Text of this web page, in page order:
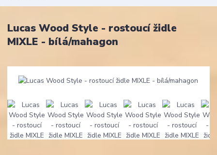
Lucas Wood Style - rostoucí židle
MIXLE - bílá/mahagon